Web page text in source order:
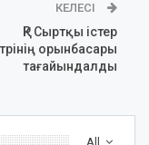
КЕЛЕСІ
ҚР Сыртқы істер
орынбасары
тағайындалды
All